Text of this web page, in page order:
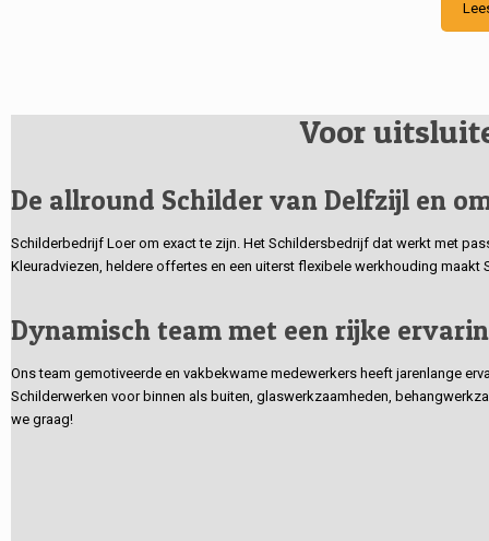
Voor
De allround Schilder van Delfzijl en
Schilderbedrijf Loer om exact te zijn. Het Schildersbedrijf dat werkt met
Kleuradviezen, heldere offertes en een uiterst flexibele werkhouding
Dynamisch team met een rijke
Ons team gemotiveerde en vakbekwame medewerkers heeft jarenlange
Schilderwerken voor binnen als buiten, glaswerkzaamheden,
we graag!